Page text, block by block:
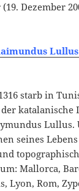
Dezember
starb in
katalanische
Lullus.
seines
Mallorca,
Lyon, Rom,